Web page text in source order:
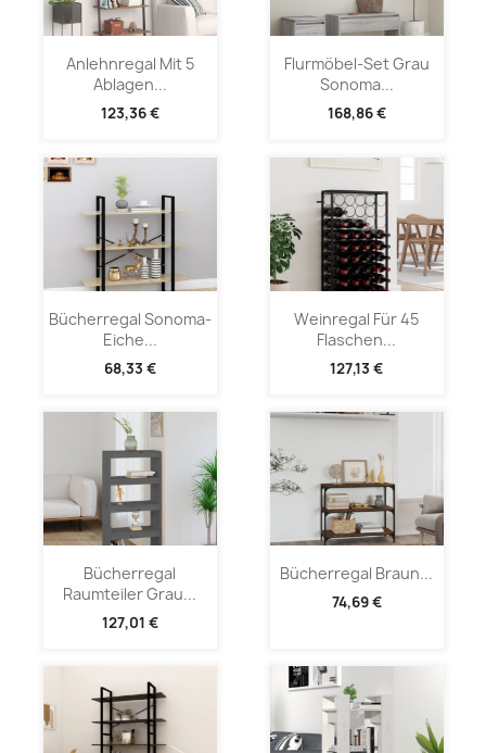
Anlehnregal Mit 5
Ablagen...
123,36 €
Flurmöbel-Set Grau
Sonoma...
168,86 €
Bücherregal Sonoma-
Eiche...
68,33 €
Weinregal Für 45
Flaschen...
127,13 €
Bücherregal
Raumteiler Grau...
127,01 €
Bücherregal Braun...
74,69 €